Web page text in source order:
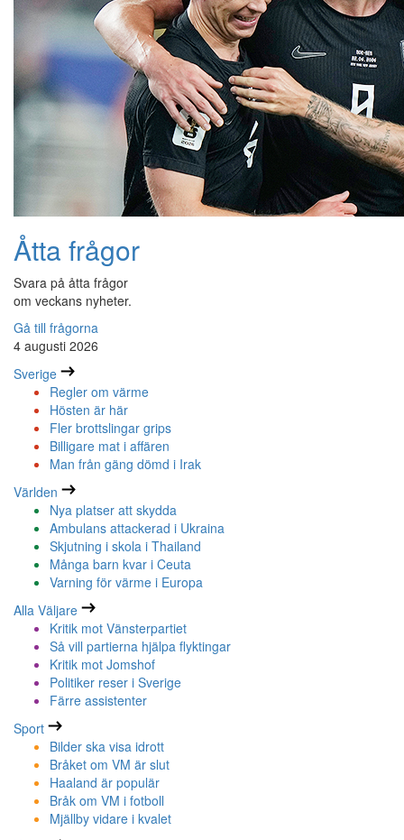
Åtta frågor
Svara på åtta frågor
om veckans nyheter.
Gå till frågorna
4 augusti 2026
Sverige
Regler om värme
Hösten är här
Fler brottslingar grips
Billigare mat i affären
Man från gäng dömd i Irak
Världen
Nya platser att skydda
Ambulans attackerad i Ukraina
Skjutning i skola i Thailand
Många barn kvar i Ceuta
Varning för värme i Europa
Alla Väljare
Kritik mot Vänsterpartiet
Så vill partierna hjälpa flyktingar
Kritik mot Jomshof
Politiker reser i Sverige
Färre assistenter
Sport
Bilder ska visa idrott
Bråket om VM är slut
Haaland är populär
Bråk om VM i fotboll
Mjällby vidare i kvalet